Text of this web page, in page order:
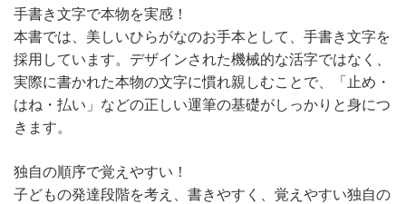
手書き文字で本物を実感！
本書では、美しいひらがなのお手本として、手書き文字を
採用しています。デザインされた機械的な活字ではなく、
実際に書かれた本物の文字に慣れ親しむことで、「止め・
はね・払い」などの正しい運筆の基礎がしっかりと身につ
きます。
独自の順序で覚えやすい！
子どもの発達段階を考え、書きやすく、覚えやすい独自の